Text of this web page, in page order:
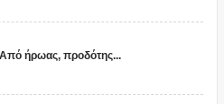
ήρωας, προδότης...